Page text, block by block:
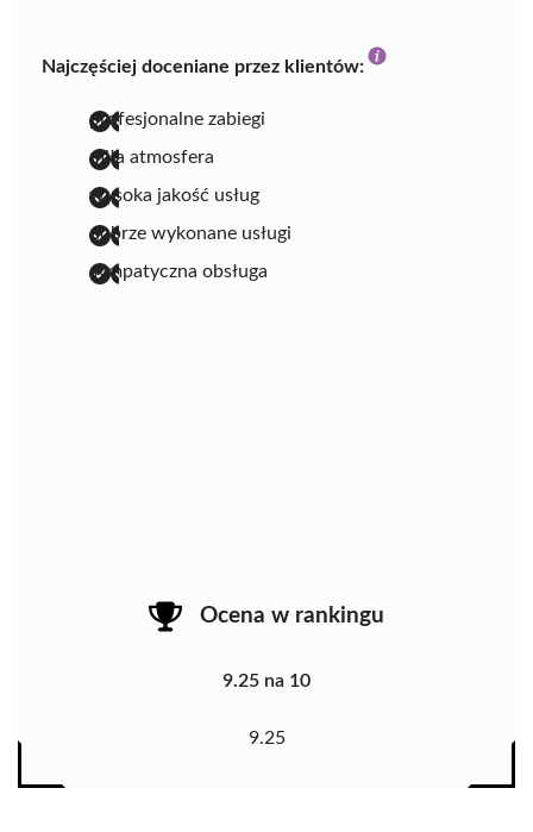
Najczęściej doceniane przez klientów:
profesjonalne zabiegi
miła atmosfera
wysoka jakość usług
dobrze wykonane usługi
sympatyczna obsługa
Ocena w rankingu
9.25 na 10
9.25